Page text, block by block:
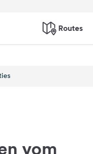
Routes
vom